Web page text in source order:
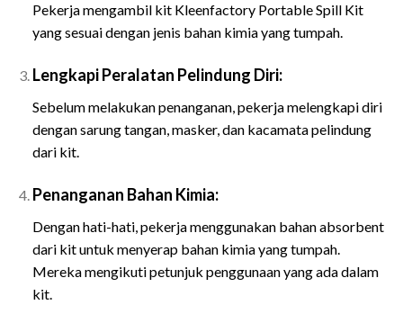
Pekerja mengambil kit Kleenfactory Portable Spill Kit
yang sesuai dengan jenis bahan kimia yang tumpah.
Lengkapi Peralatan Pelindung Diri:
Sebelum melakukan penanganan, pekerja melengkapi diri
dengan sarung tangan, masker, dan kacamata pelindung
dari kit.
Penanganan Bahan Kimia:
Dengan hati-hati, pekerja menggunakan bahan absorbent
dari kit untuk menyerap bahan kimia yang tumpah.
Mereka mengikuti petunjuk penggunaan yang ada dalam
kit.